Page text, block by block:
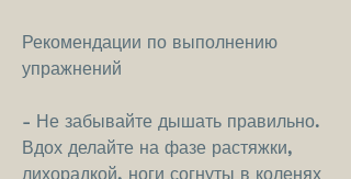
Рекомендации по выполнению
упражнений
- Не забывайте дышать правильно.
Вдох делайте на фазе растяжки,
лихорадкой, ноги согнуты в коленях